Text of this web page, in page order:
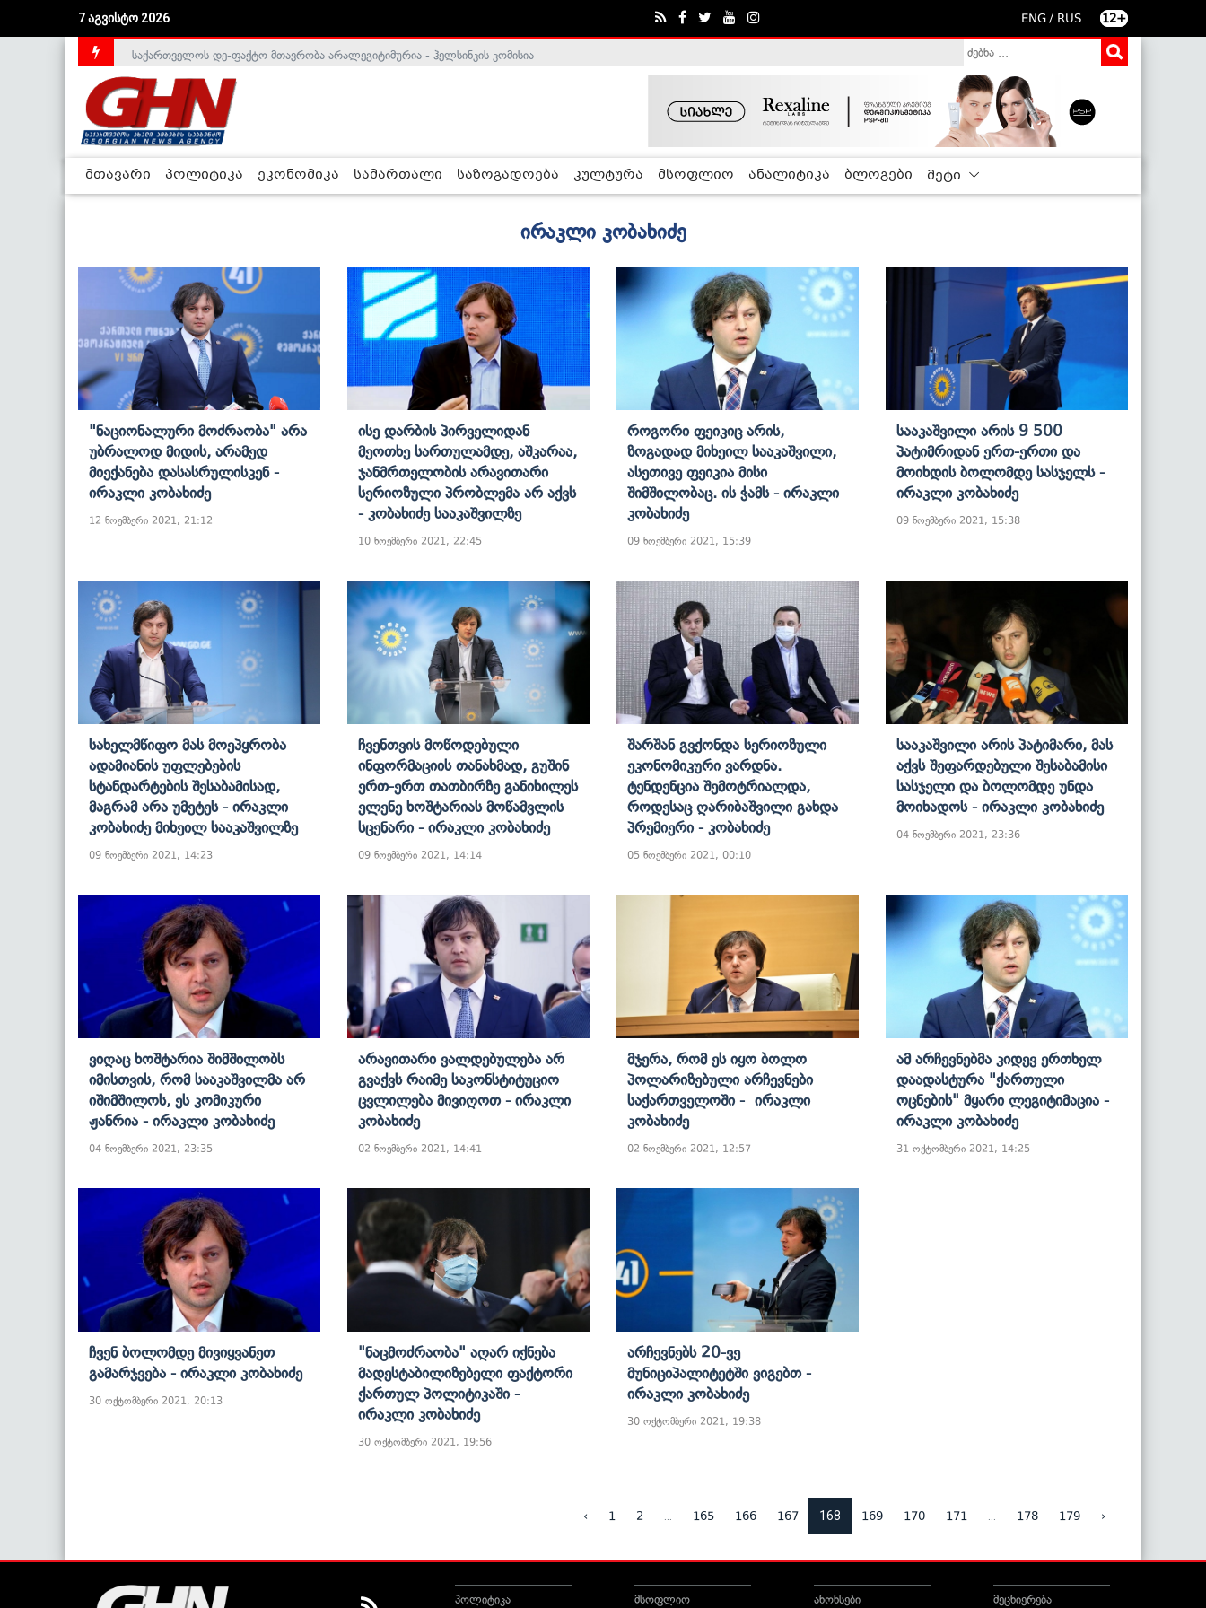
7 აგვისტო 2026 ENG / RUS 12+
საქართველოს დე-ფაქტო მთავრობა არალეგიტიმურია - ჰელსინკის კომისია
მთავარი პოლიტიკა ეკონომიკა სამართალი საზოგადოება კულტურა მსოფლიო ანალიტიკა ბლოგები მეტი
ირაკლი კობახიძე
"ნაციონალური Მოძრაობა" Არა
Უბრალოდ Მიდის, Არამედ
Მიექანება Დასასრულისკენ -
Ირაკლი Კობახიძე
12 ნოემბერი 2021, 21:12
Ისე Დარბის Პირველიდან
Მეოთხე Სართულამდე, Აშკარაა,
Ჯანმრთელობის Არავითარი
Სერიოზული Პრობლემა Არ Აქვს
- Კობახიძე Სააკაშვილზე
10 ნოემბერი 2021, 22:45
Როგორი Ფეიკიც Არის,
Ზოგადად Მიხეილ Სააკაშვილი,
Ასეთივე Ფეიკია Მისი
Შიმშილობაც. Ის Ჭამს - Ირაკლი
Კობახიძე
09 ნოემბერი 2021, 15:39
Სააკაშვილი Არის 9 500
Პატიმრიდან Ერთ-Ერთი Და
Მოიხდის Ბოლომდე Სასჯელს -
Ირაკლი Კობახიძე
09 ნოემბერი 2021, 15:38
Სახელმწიფო Მას Მოეპყრობა
Ადამიანის Უფლებების
Სტანდარტების Შესაბამისად,
Მაგრამ Არა Უმეტეს - Ირაკლი
Კობახიძე Მიხეილ Სააკაშვილზე
09 ნოემბერი 2021, 14:23
Ჩვენთვის Მოწოდებული
Ინფორმაციის Თანახმად, Გუშინ
Ერთ-Ერთ Თათბირზე Განიხილეს
Ელენე Ხოშტარიას Მოწამვლის
Სცენარი - Ირაკლი Კობახიძე
09 ნოემბერი 2021, 14:14
Შარშან Გვქონდა Სერიოზული
Ეკონომიკური Ვარდნა.
Ტენდენცია Შემოტრიალდა,
Როდესაც Ღარიბაშვილი Გახდა
Პრემიერი - Კობახიძე
05 ნოემბერი 2021, 00:10
Სააკაშვილი Არის Პატიმარი, Მას
Აქვს Შეფარდებული Შესაბამისი
Სასჯელი Და Ბოლომდე Უნდა
Მოიხადოს - Ირაკლი Კობახიძე
04 ნოემბერი 2021, 23:36
Ვიღაც Ხოშტარია Შიმშილობს
Იმისთვის, Რომ Სააკაშვილმა Არ
Იშიმშილოს, Ეს Კომიკური
Ჟანრია - Ირაკლი Კობახიძე
04 ნოემბერი 2021, 23:35
Არავითარი Ვალდებულება Არ
Გვაქვს Რაიმე Საკონსტიტუციო
Ცვლილება Მივიღოთ - Ირაკლი
Კობახიძე
02 ნოემბერი 2021, 14:41
Მჯერა, Რომ Ეს Იყო Ბოლო
Პოლარიზებული Არჩევნები
Საქართველოში - Ირაკლი
Კობახიძე
02 ნოემბერი 2021, 12:57
Ამ Არჩევნებმა Კიდევ Ერთხელ
Დაადასტურა "ქართული
Ოცნების" Მყარი Ლეგიტიმაცია -
Ირაკლი Კობახიძე
31 ოქტომბერი 2021, 14:25
Ჩვენ Ბოლომდე Მივიყვანეთ
Გამარჯვება​ - Ირაკლი Კობახიძე
30 ოქტომბერი 2021, 20:13
"ნაცმოძრაობა" Აღარ Იქნება
Მადესტაბილიზებელი Ფაქტორი
Ქართულ Პოლიტიკაში -
Ირაკლი Კობახიძე
30 ოქტომბერი 2021, 19:56
Არჩევნებს 20-Ვე
Მუნიციპალიტეტში Ვიგებთ -
Ირაკლი Კობახიძე
30 ოქტომბერი 2021, 19:38
‹ 1 2 165 166 167 168 169 170 171 178 179 ›
პოლიტიკა მსოფლიო ანონსები მეცნიერება